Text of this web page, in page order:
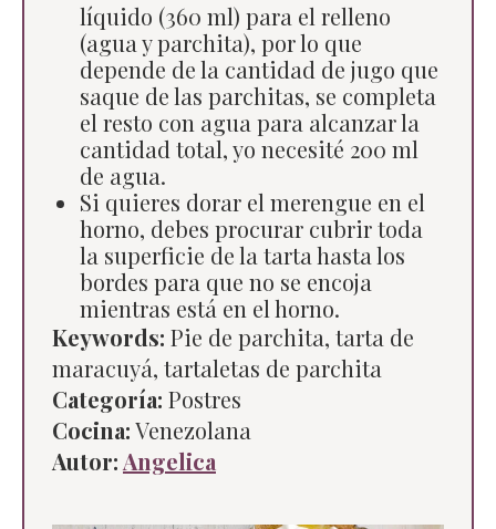
líquido (360 ml) para el relleno
(agua y parchita), por lo que
depende de la cantidad de jugo que
saque de las parchitas, se completa
el resto con agua para alcanzar la
cantidad total, yo necesité 200 ml
de agua.
Si quieres dorar el merengue en el
horno, debes procurar cubrir toda
la superficie de la tarta hasta los
bordes para que no se encoja
mientras está en el horno.
Keywords: Pie de parchita, tarta de
maracuyá, tartaletas de parchita
Categoría: Postres
Cocina:Venezolana
Autor:Angelica